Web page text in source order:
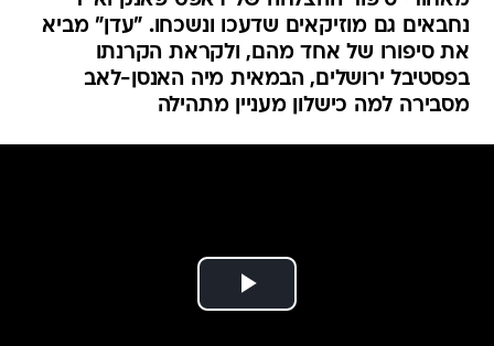
נחבאים גם מוזיקאים שדעכו ונשכחו. "עדן" מביא
את סיפורו של אחד מהם, ולקראת הקרנתו
בפסטיבל ירושלים, הבמאית מיה האנסן-לאב
מסבירה למה כישלון מעניין מתהילה